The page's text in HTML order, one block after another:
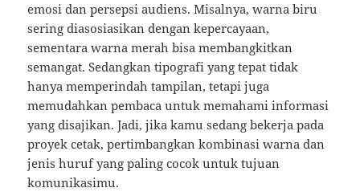
emosi dan persepsi audiens. Misalnya, warna biru
sering diasosiasikan dengan kepercayaan,
sementara warna merah bisa membangkitkan
semangat. Sedangkan tipografi yang tepat tidak
hanya memperindah tampilan, tetapi juga
memudahkan pembaca untuk memahami informasi
yang disajikan. Jadi, jika kamu sedang bekerja pada
proyek cetak, pertimbangkan kombinasi warna dan
jenis huruf yang paling cocok untuk tujuan
komunikasimu.